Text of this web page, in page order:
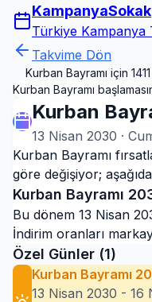
KampanyaSokak
Türkiye Kampanya
Takvime Dön
Kurban Bayramı için
Kurban Bayramı
Kurban
13 Nisan 2030 ·
Kurban Bayramı
göre değişiyor;
Kurban Bayramı
Bu dönem 13 Nisan
İndirim oranları
Özel Günler (1)
Kurban Bayramı
13 Nisan 2030 - 16